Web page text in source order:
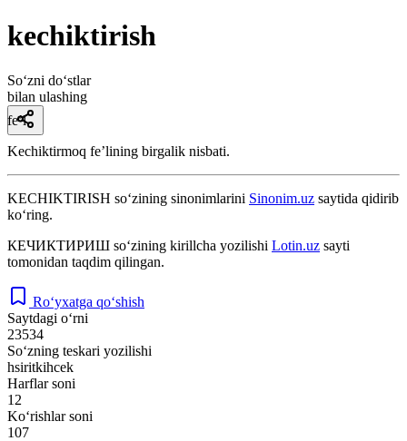
kechiktirish
So‘zni do‘stlar
bilan ulashing
fe’l
Kechiktirmoq feʼlining birgalik nisbati.
KECHIKTIRISH so‘zining sinonimlarini Sinonim.uz saytida qidirib
ko‘ring.
КЕЧИКТИРИШ so‘zining kirillcha yozilishi Lotin.uz sayti
tomonidan taqdim qilingan.
Ro‘yxatga qo‘shish
Saytdagi o‘rni
23534
So‘zning teskari yozilishi
hsiritkihcek
Harflar soni
12
Ko‘rishlar soni
107